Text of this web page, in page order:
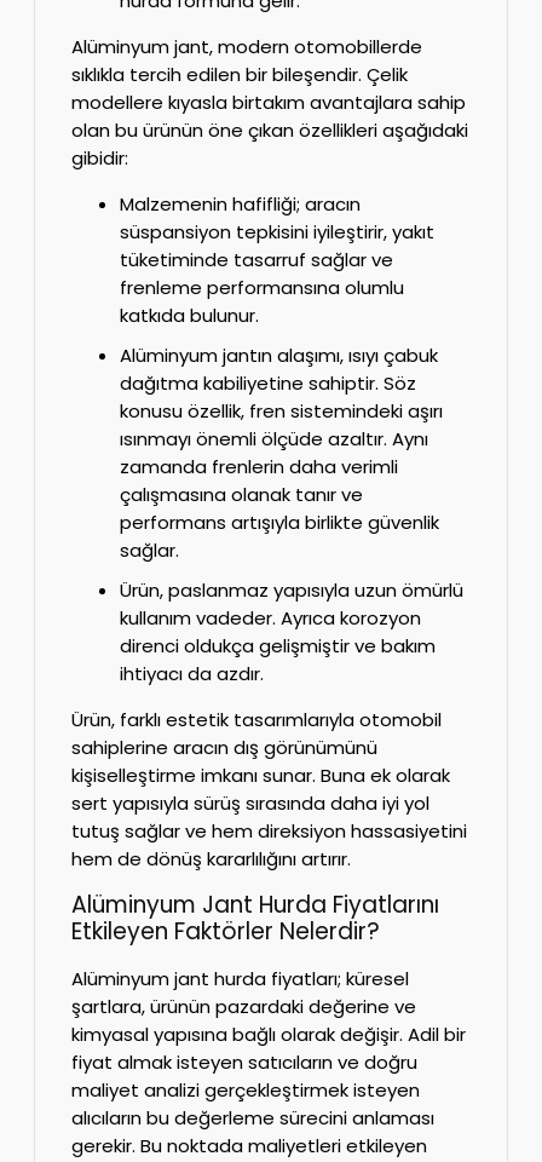
Alüminyum jant, modern otomobillerde
sıklıkla tercih edilen bir bileşendir. Çelik
modellere kıyasla birtakım avantajlara sahip
olan bu ürünün öne çıkan özellikleri aşağıdaki
gibidir:
Malzemenin hafifliği; aracın
süspansiyon tepkisini iyileştirir, yakıt
tüketiminde tasarruf sağlar ve
frenleme performansına olumlu
katkıda bulunur.
Alüminyum jantın alaşımı, ısıyı çabuk
dağıtma kabiliyetine sahiptir. Söz
konusu özellik, fren sistemindeki aşırı
ısınmayı önemli ölçüde azaltır. Aynı
zamanda frenlerin daha verimli
çalışmasına olanak tanır ve
performans artışıyla birlikte güvenlik
sağlar.
Ürün, paslanmaz yapısıyla uzun ömürlü
kullanım vadeder. Ayrıca korozyon
direnci oldukça gelişmiştir ve bakım
ihtiyacı da azdır.
Ürün, farklı estetik tasarımlarıyla otomobil
sahiplerine aracın dış görünümünü
kişiselleştirme imkanı sunar. Buna ek olarak
sert yapısıyla sürüş sırasında daha iyi yol
tutuş sağlar ve hem direksiyon hassasiyetini
hem de dönüş kararlılığını artırır.
Alüminyum Jant Hurda Fiyatlarını
Etkileyen Faktörler Nelerdir?
Alüminyum jant hurda fiyatları; küresel
şartlara, ürünün pazardaki değerine ve
kimyasal yapısına bağlı olarak değişir. Adil bir
fiyat almak isteyen satıcıların ve doğru
maliyet analizi gerçekleştirmek isteyen
alıcıların bu değerleme sürecini anlaması
gerekir. Bu noktada maliyetleri etkileyen